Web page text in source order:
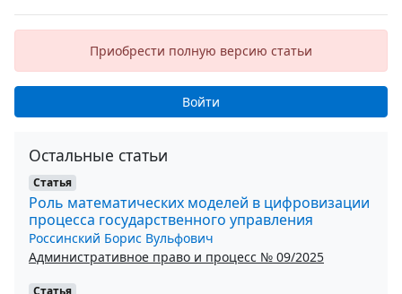
Приобрести полную версию статьи
Войти
Остальные статьи
Статья
Роль математических моделей в цифровизации
процесса государственного управления
Россинский Борис Вульфович
Административное право и процесс № 09/2025
Статья